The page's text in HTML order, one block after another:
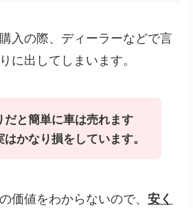
入の際、ディーラーなどで言
に出してしまいます。
だと簡単に車は売れます
はかなり損をしています。
価値をわからないので、安く